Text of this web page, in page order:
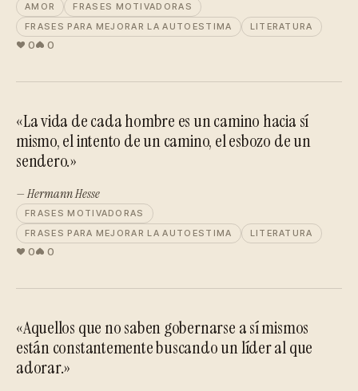
AMOR
FRASES MOTIVADORAS
FRASES PARA MEJORAR LA AUTOESTIMA
LITERATURA
0 0
«La vida de cada hombre es un camino hacia sí
mismo, el intento de un camino, el esbozo de un
sendero.»
— Hermann Hesse
FRASES MOTIVADORAS
FRASES PARA MEJORAR LA AUTOESTIMA
LITERATURA
0 0
«Aquellos que no saben gobernarse a sí mismos
están constantemente buscando un líder al que
adorar.»